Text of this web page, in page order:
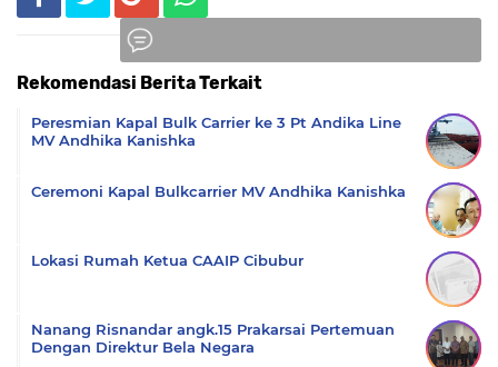
Rekomendasi Berita Terkait
Peresmian Kapal Bulk Carrier ke 3 Pt Andika Line
MV Andhika Kanishka
Ceremoni Kapal Bulkcarrier MV Andhika Kanishka
Lokasi Rumah Ketua CAAIP Cibubur
Nanang Risnandar angk.15 Prakarsai Pertemuan
Dengan Direktur Bela Negara